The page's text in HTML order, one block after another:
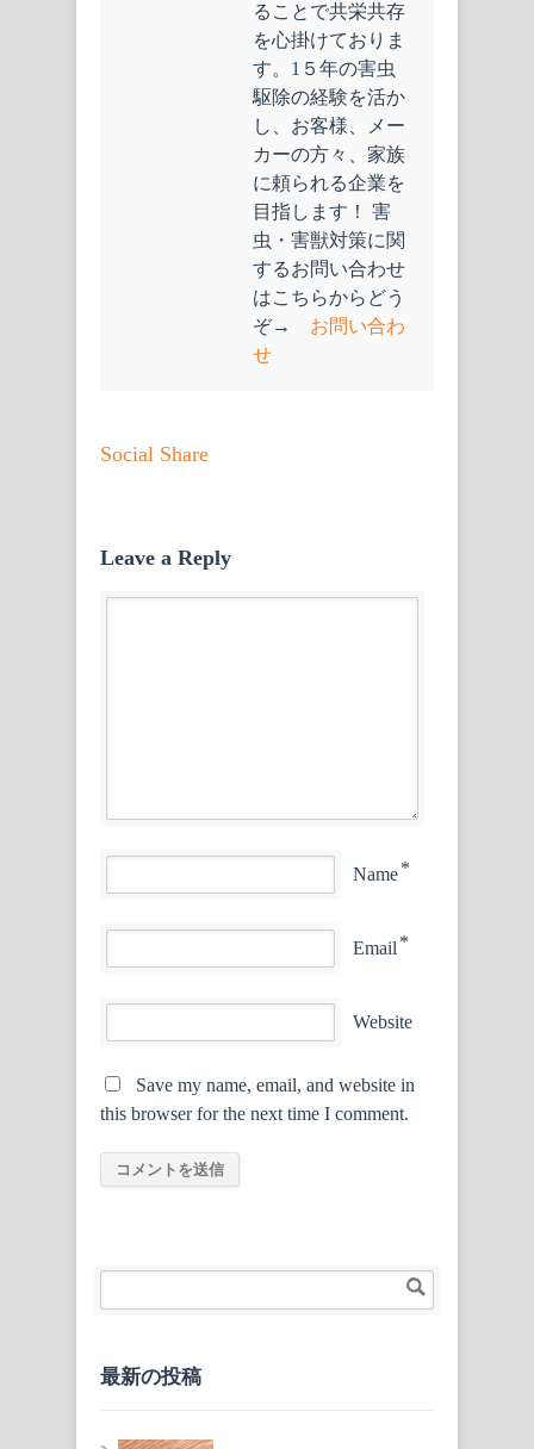
ることで共栄共存
を心掛けておりま
す。1５年の害虫
駆除の経験を活か
し、お客様、メー
カーの方々、家族
に頼られる企業を
目指します！ 害
虫・害獣対策に関
するお問い合わせ
はこちらからどう
ぞ→ お問い合わ
せ
Social Share
Leave a Reply
Name*
Email *
Website
Save my name, email, and website in
this browser for the next time I comment.
最新の投稿